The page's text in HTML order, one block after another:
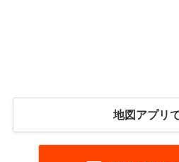
地図アプリ